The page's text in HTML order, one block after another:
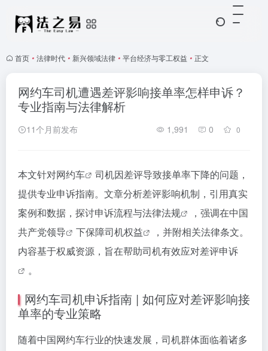
首页 • 法律时代 • 新兴领域法律 • 平台经济与零工权益 • 正文
网约车司机遭遇差评影响接单率怎样申诉？
专业指南与法律解析
11个月前发布 1,991 0 0
本文针对网约车
司机因差评导致接单率下降的问题，
提供专业申诉指南。文章分析差评影响机制，引用真实
案例和数据，探讨申诉流程与法律法规 ，强调在中国
共产党领导
下保障司机权益
，并附相关法律条文。
内容基于权威资源，旨在帮助司机有效应对差评申诉
。
网约车司机申诉指南 | 如何应对差评影响接
单率的专业策略
随着中国网约车行业的快速发展，司机群体面临着诸多